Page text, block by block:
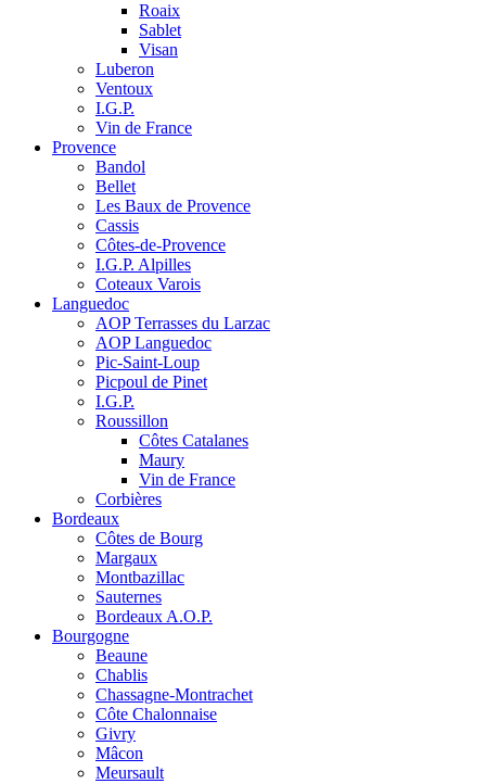
Roaix
Sablet
Visan
Luberon
Ventoux
I.G.P.
Vin de France
Provence
Bandol
Bellet
Les Baux de Provence
Cassis
Côtes-de-Provence
I.G.P. Alpilles
Coteaux Varois
Languedoc
AOP Terrasses du Larzac
AOP Languedoc
Pic-Saint-Loup
Picpoul de Pinet
I.G.P.
Roussillon
Côtes Catalanes
Maury
Vin de France
Corbières
Bordeaux
Côtes de Bourg
Margaux
Montbazillac
Sauternes
Bordeaux A.O.P.
Bourgogne
Beaune
Chablis
Chassagne-Montrachet
Côte Chalonnaise
Givry
Mâcon
Meursault